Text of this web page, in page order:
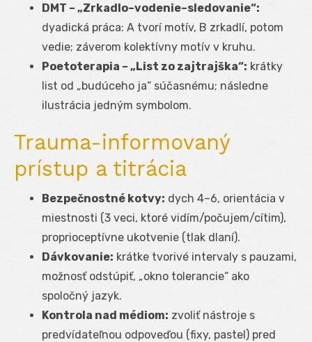
DMT – „Zrkadlo–vodenie–sledovanie“:
dyadická práca: A tvorí motív, B zrkadlí, potom
vedie; záverom kolektívny motív v kruhu.
Poetoterapia – „List zo zajtrajška“: krátky
list od „budúceho ja“ súčasnému; následne
ilustrácia jedným symbolom.
Trauma-informovaný
prístup a titrácia
Bezpečnostné kotvy: dych 4–6, orientácia v
miestnosti (3 veci, ktoré vidím/počujem/cítim),
proprioceptívne ukotvenie (tlak dlaní).
Dávkovanie: krátke tvorivé intervaly s pauzami,
možnosť odstúpiť, „okno tolerancie“ ako
spoločný jazyk.
Kontrola nad médiom: zvoliť nástroje s
predvídateľnou odpoveďou (fixy, pastel) pred